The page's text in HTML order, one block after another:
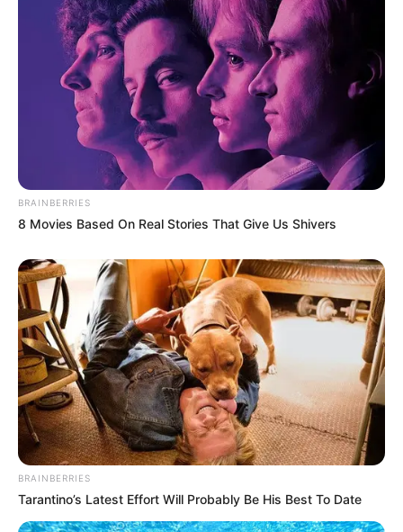
BRAINBERRIES
8 Movies Based On Real Stories That Give Us Shivers
BRAINBERRIES
Tarantino’s Latest Effort Will Probably Be His Best To Date